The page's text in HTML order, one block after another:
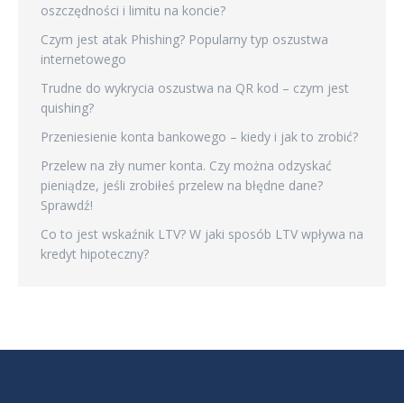
oszczędności i limitu na koncie?
Czym jest atak Phishing? Popularny typ oszustwa
internetowego
Trudne do wykrycia oszustwa na QR kod – czym jest
quishing?
Przeniesienie konta bankowego – kiedy i jak to zrobić?
Przelew na zły numer konta. Czy można odzyskać
pieniądze, jeśli zrobiłeś przelew na błędne dane?
Sprawdź!
Co to jest wskaźnik LTV? W jaki sposób LTV wpływa na
kredyt hipoteczny?